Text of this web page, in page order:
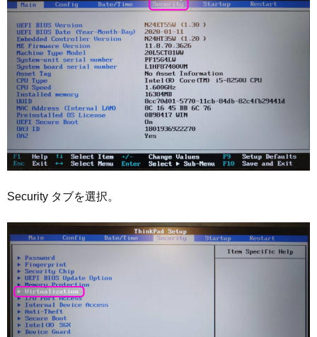
Security タブを選択。